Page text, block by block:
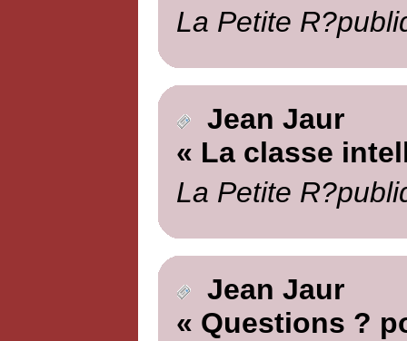
La Petite
Jean Jaur
« La classe
La Petite
Jean Jaur
« Questions ?